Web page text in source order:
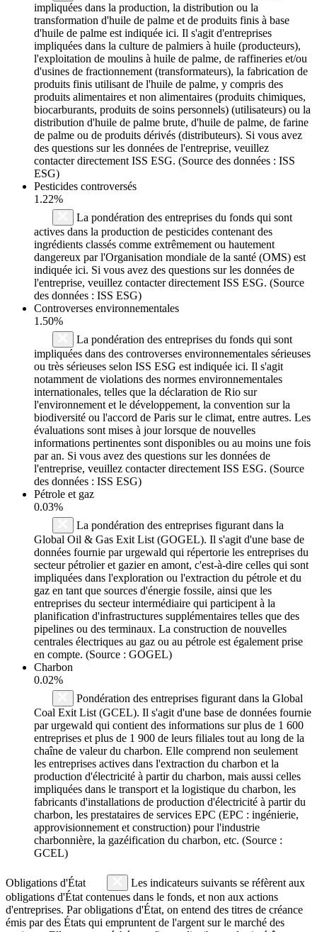
impliquées dans la production, la distribution ou la
transformation d'huile de palme et de produits finis à base
d'huile de palme est indiquée ici. Il s'agit d'entreprises
impliquées dans la culture de palmiers à huile (producteurs),
l'exploitation de moulins à huile de palme, de raffineries et/ou
d'usines de fractionnement (transformateurs), la fabrication de
produits finis utilisant de l'huile de palme, y compris des
produits alimentaires et non alimentaires (produits chimiques,
biocarburants, produits de soins personnels) (utilisateurs) ou la
distribution d'huile de palme brute, d'huile de palme, de farine
de palme ou de produits dérivés (distributeurs). Si vous avez
des questions sur les données de l'entreprise, veuillez
contacter directement ISS ESG. (Source des données : ISS
ESG)
Pesticides controversés
1.22%
La pondération des entreprises du fonds qui sont
actives dans la production de pesticides contenant des
ingrédients classés comme extrêmement ou hautement
dangereux par l'Organisation mondiale de la santé (OMS) est
indiquée ici. Si vous avez des questions sur les données de
l'entreprise, veuillez contacter directement ISS ESG. (Source
des données : ISS ESG)
Controverses environnementales
1.50%
La pondération des entreprises du fonds qui sont
impliquées dans des controverses environnementales sérieuses
ou très sérieuses selon ISS ESG est indiquée ici. Il s'agit
notamment de violations des normes environnementales
internationales, telles que la déclaration de Rio sur
l'environnement et le développement, la convention sur la
biodiversité ou l'accord de Paris sur le climat, entre autres. Les
évaluations sont mises à jour lorsque de nouvelles
informations pertinentes sont disponibles ou au moins une fois
par an. Si vous avez des questions sur les données de
l'entreprise, veuillez contacter directement ISS ESG. (Source
des données : ISS ESG)
Pétrole et gaz
0.03%
La pondération des entreprises figurant dans la
Global Oil & Gas Exit List (GOGEL). Il s'agit d'une base de
données fournie par urgewald qui répertorie les entreprises du
secteur pétrolier et gazier en amont, c'est-à-dire celles qui sont
impliquées dans l'exploration ou l'extraction du pétrole et du
gaz en tant que sources d'énergie fossile, ainsi que les
entreprises du secteur intermédiaire qui participent à la
planification d'infrastructures supplémentaires telles que des
pipelines ou des terminaux. La construction de nouvelles
centrales électriques au gaz ou au pétrole est également prise
en compte. (Source : GOGEL)
Charbon
0.02%
Pondération des entreprises figurant dans la Global
Coal Exit List (GCEL). Il s'agit d'une base de données fournie
par urgewald qui contient des informations sur plus de 1 600
entreprises et plus de 1 900 de leurs filiales tout au long de la
chaîne de valeur du charbon. Elle comprend non seulement
les entreprises actives dans l'extraction du charbon et la
production d'électricité à partir du charbon, mais aussi celles
impliquées dans le transport et la logistique du charbon, les
fabricants d'installations de production d'électricité à partir du
charbon, les prestataires de services EPC (EPC : ingénierie,
approvisionnement et construction) pour l'industrie
charbonnière, la gazéification du charbon, etc. (Source :
GCEL)
Obligations d'État
Les indicateurs suivants se réfèrent aux
obligations d'État contenues dans le fonds, et non aux actions
d'entreprises. Par obligations d'État, on entend des titres de créance
émis par des États qui empruntent de l'argent sur le marché des